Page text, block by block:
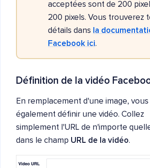
acceptées sont de 200
200 pixels. Vous trouverez
détails dans la
Facebook ici.
Définition de la vidéo
En remplacement d'une image,
également définir une vidéo. Collez
simplement l'URL de n'importe
dans le champ URL de la vidéo.